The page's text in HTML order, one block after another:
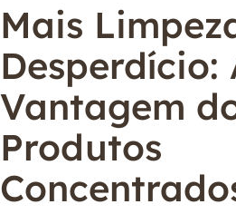
Mais
Desperdício:
Vantagem
Produtos